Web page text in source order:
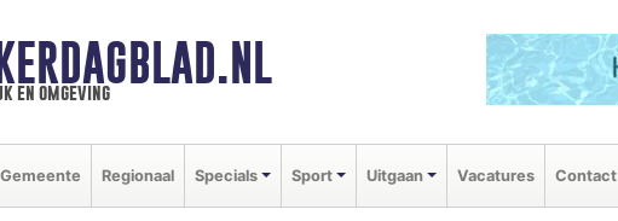
en omgeving
Gemeente Regionaal Specials Sport Uitgaan Vacatures Contact